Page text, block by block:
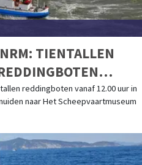
TIENTALLEN
IJMUIDEN NAAR
IN
reddingboten vanaf 12.00 uur in
naar Het Scheepvaartmuseum